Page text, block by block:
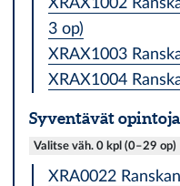
3 op)
XRAX1003
XRAX1004
Sy­ven­tä­vät
Valitse väh. 0 kpl (0–29 op)
XRA0022